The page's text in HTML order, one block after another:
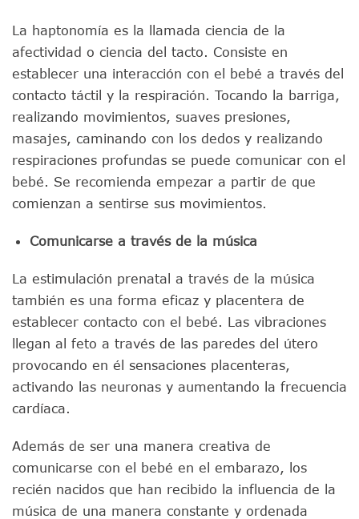
La haptonomía es la llamada ciencia de la
afectividad o ciencia del tacto. Consiste en
establecer una interacción con el bebé a través del
contacto táctil y la respiración. Tocando la barriga,
realizando movimientos, suaves presiones,
masajes, caminando con los dedos y realizando
respiraciones profundas se puede comunicar con el
bebé. Se recomienda empezar a partir de que
comienzan a sentirse sus movimientos.
Comunicarse a través de la música
La estimulación prenatal a través de la música
también es una forma eficaz y placentera de
establecer contacto con el bebé. Las vibraciones
llegan al feto a través de las paredes del útero
provocando en él sensaciones placenteras,
activando las neuronas y aumentando la frecuencia
cardíaca.
Además de ser una manera creativa de
comunicarse con el bebé en el embarazo, los
recién nacidos que han recibido la influencia de la
música de una manera constante y ordenada